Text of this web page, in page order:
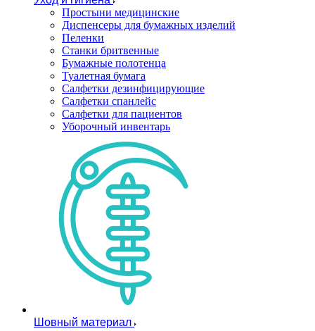
Простыни медицинские
Диспенсеры для бумажных изделий
Пеленки
Станки бритвенные
Бумажные полотенца
Туалетная бумага
Салфетки дезинфицирующие
Салфетки спанлейс
Салфетки для пациентов
Уборочный инвентарь
Шовный материал